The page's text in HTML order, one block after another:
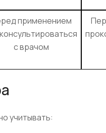
применением
с врачом
учитывать: